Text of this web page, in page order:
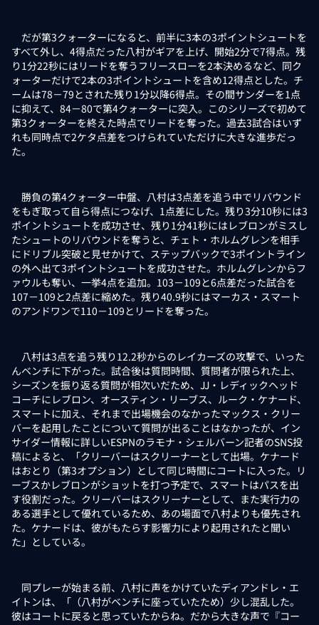
だが第3クォーターになると、前半に3本の3ポイントシュートを
すべて外し、4得点だった八村がギアを上げ、開始2分で7得点。残
り1分22秒にはリードを奪うフリースローを2本決めるなど、同ク
ォーターだけで2本の3ポイントシュートを含め12得点とした。チ
ームは78－79とされた残り1分以降6得点。その間サンダーを1点
に抑えて、84－80で第4クォーターに突入。このシリーズで初めて
第3クォーターを終えた時点でリードを奪った。過去3試合はいず
れも同時点で2ケタ点差をつけられていただけに大きな進歩だっ
た。
勝負の第4クォーター中盤、八村は3点差を追う中でリバウンド
をもぎ取って自ら得点につなげ、1点差にした。残り3分10秒には3
ポイントシュートを成功させ、残り1分41秒にはレブロンがミスし
たシュートのリバウンドを奪うと、チェト・ホルムグレンを相手
にドリブル突破と見せかけて、ステップバックで3ポイントライン
の外へ出て3ポイントシュートを成功させた。ホルムグレンからフ
ァウルも奪い、一挙4点を追加。103－109と6点差だった試合を
107－109と2点差に縮めた。残り40.9秒にはマーカス・スマート
のアンドワンで110－109とリードを奪った。
八村は3点を追う残り12.2秒からのレイカーズの攻撃で、いった
んベンチに下がった。試合後は質問時間、質問者が限られた上、
シーズンを振り返る質問が相次いだため、JJ・レディックヘッド
コーチにレブロン、オースティン・リーブス、ルーク・ケナード、
スマートに加え、それまで出場機会のなかったマックス・クリー
バーを起用したことについて質問が出ることはなかったが、イン
サイダー情報に詳しいESPNのラモナ・シェルバーン記者のSNS投
稿によると、「クリーバーはスクリーナーとして出場。ケナード
はおとり（第3オプション）として同じ時間にコートに入った。リ
ーブスかレブロンがショットを打つ予定で、スマートはパスを出
す役割だった。クリーバーはスクリーナーとして、また実行力の
ある選手として優れているため、あの場面で八村よりも優先され
た。ケナードは、彼がもたらす影響力により起用されたと聞い
た」としている。
同プレーが始まる前、八村に声をかけていたディアンドレ・エ
イトンは、「（八村がベンチに座っていたため）少し混乱した。
彼はコートに戻ると思っていたからね。だから大きな声で『コー